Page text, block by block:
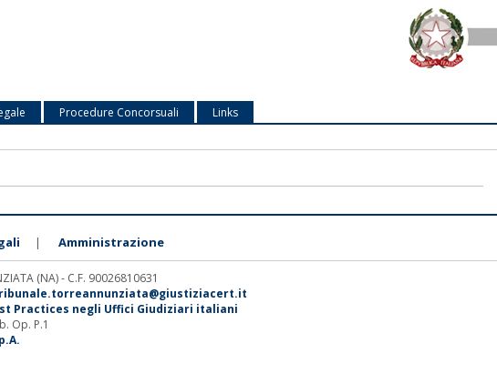
Procedure Concorsuali
Links
| Amministrazione
(NA) - C.F. 90026810631
Practices negli Uffici Giudiziari italiani
Op. P.1